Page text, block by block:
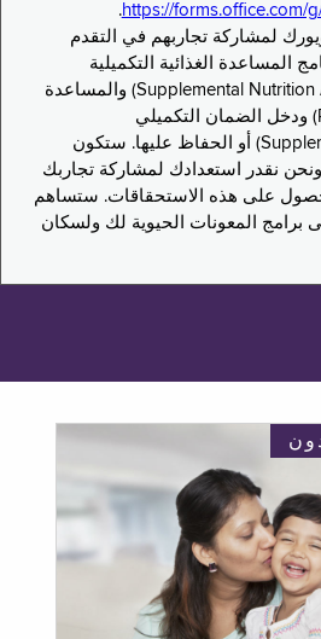
https://forms.office.com/
.
لمشاركة تجاربهم في التقدم
المساعدة الغذائية التكميلية
(Supplemental Nutrition Assistance Program, SNAP) والمساعدة
العامة (Public Assistance, PA) ودخل الضمان التكميلي
(Supplemental Security Income, SSI) أو الحفاظ عليها. ستكون
ونحن نقدر استعدادك لمشاركة تجاربك
على هذه الاستحقاقات. ستساهم
برامج المعونات الحيوية لك ولسكان